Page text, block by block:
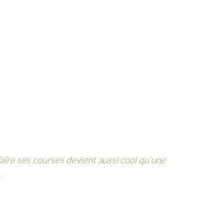
ses courses devient aussi cool qu’une